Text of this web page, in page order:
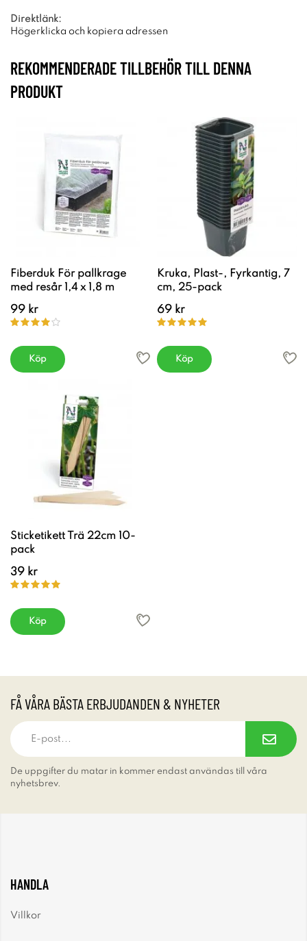
Direktlänk:
Högerklicka och kopiera adressen
REKOMMENDERADE TILLBEHÖR TILL DENNA
PRODUKT
Fiberduk För pallkrage
med resår 1,4 x 1,8 m
99 kr
Köp
Kruka, Plast-, Fyrkantig, 7
cm, 25-pack
69 kr
Köp
Sticketikett Trä 22cm 10-
pack
39 kr
Köp
FÅ VÅRA BÄSTA ERBJUDANDEN & NYHETER
De uppgifter du matar in kommer endast användas till våra
nyhetsbrev.
HANDLA
Villkor